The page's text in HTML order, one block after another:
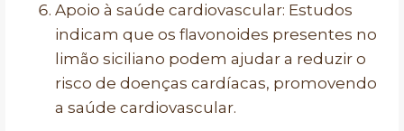
Apoio à saúde cardiovascular: Estudos
indicam que os flavonoides presentes no
limão siciliano podem ajudar a reduzir o
risco de doenças cardíacas, promovendo
a saúde cardiovascular.